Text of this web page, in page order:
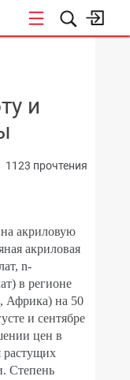
и
1123 прочтения
акриловую
акриловая
n-
в регионе
Африка) на 50
и сентябре
цен в
растущих
Степень